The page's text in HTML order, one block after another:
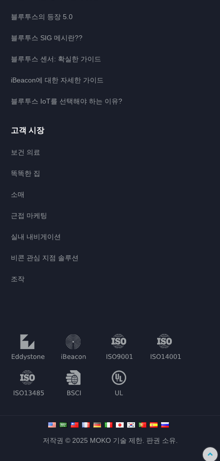
블루투스의 등장 5.0
블루투스 SIG 메시란??
블루투스 센서: 확실한 가이드
iBeacon에 대한 자세한 가이드
블루투스 IoT를 선택해야 하는 이유?
고객 시장
보건 의료
똑똑한 집
소매
근접 마케팅
실내 내비게이션
비콘 관심 지점 솔루션
조작
저작권 © 2025 MOKO 기술 제한. 판권 소유.